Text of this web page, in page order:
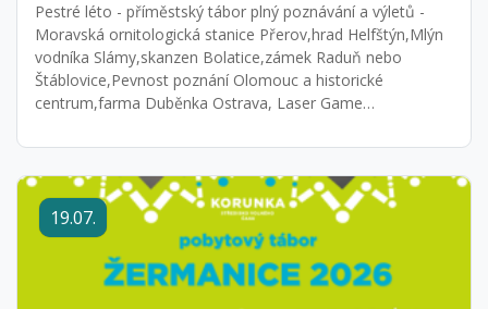
Pestré léto - příměstský tábor plný poznávání a výletů -
Moravská ornitologická stanice Přerov,hrad Helfštýn,Mlýn
vodníka Slámy,skanzen Bolatice,zámek Raduň nebo
Štáblovice,Pevnost poznání Olomouc a historické
centrum,farma Duběnka Ostrava, Laser Game
19.07.